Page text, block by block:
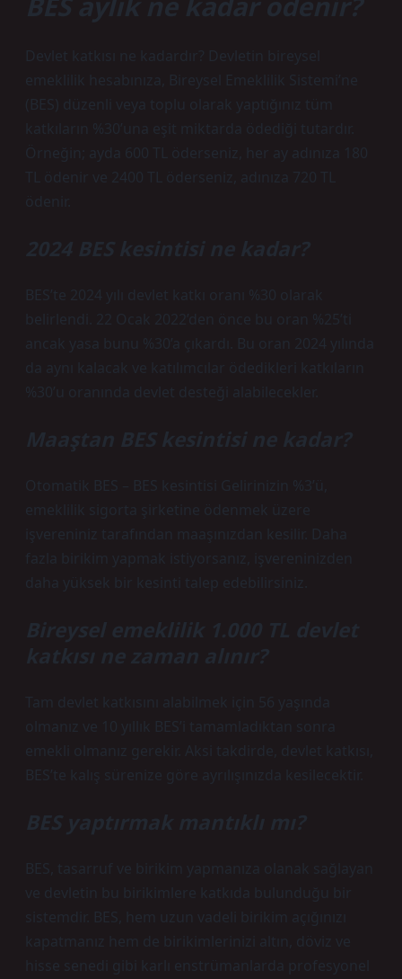
Devlet katkısı ne kadardır? Devletin bireysel
emeklilik hesabınıza, Bireysel Emeklilik Sistemi’ne
(BES) düzenli veya toplu olarak yaptığınız tüm
katkıların %30’una eşit miktarda ödediği tutardır.
Örneğin; ayda 600 TL öderseniz, her ay adınıza 180
TL ödenir ve 2400 TL öderseniz, adınıza 720 TL
ödenir.
2024 BES kesintisi ne kadar?
BES’te 2024 yılı devlet katkı oranı %30 olarak
belirlendi. 22 Ocak 2022’den önce bu oran %25’ti
ancak yasa bunu %30’a çıkardı. Bu oran 2024 yılında
da aynı kalacak ve katılımcılar ödedikleri katkıların
%30’u oranında devlet desteği alabilecekler.
Maaştan BES kesintisi ne kadar?
Otomatik BES – BES kesintisi Gelirinizin %3’ü,
emeklilik sigorta şirketine ödenmek üzere
işvereniniz tarafından maaşınızdan kesilir. Daha
fazla birikim yapmak istiyorsanız, işvereninizden
daha yüksek bir kesinti talep edebilirsiniz.
Bireysel emeklilik 1.000 TL devlet
katkısı ne zaman alınır?
Tam devlet katkısını alabilmek için 56 yaşında
olmanız ve 10 yıllık BES’i tamamladıktan sonra
emekli olmanız gerekir. Aksi takdirde, devlet katkısı,
BES’te kalış sürenize göre ayrılışınızda kesilecektir.
BES yaptırmak mantıklı mı?
BES, tasarruf ve birikim yapmanıza olanak sağlayan
ve devletin bu birikimlere katkıda bulunduğu bir
sistemdir. BES, hem uzun vadeli birikim açığınızı
kapatmanız hem de birikimlerinizi altın, döviz ve
hisse senedi gibi karlı enstrümanlarda profesyonel